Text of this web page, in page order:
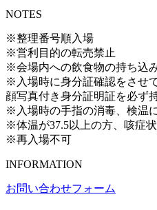
NOTES
※整理番号順入場
※営利目的の転売禁止
※会場内への飲食物の持ち込
※入場時に身分証確認をさせ
顔写真付き身分証明証を必ず
※入場時の手指の消毒、検温
※体温が37.5以上の方、咳症
※再入場不可
INFORMATION
お問い合わせフォーム